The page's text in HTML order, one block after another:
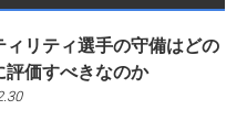
ィリティ選手の守備はどの
評価すべきなのか